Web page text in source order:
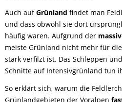
Auch aufGrünland findet man
und dass obwohl sie dort
häufig waren. Aufgrund der
meiste Grünland nicht mehr für
stark verfilzt ist. Das Schleppen
Schnitte auf Intensivgrünland tun
So erklärt sich, warum die
Grünlandgebieten der Voralpen